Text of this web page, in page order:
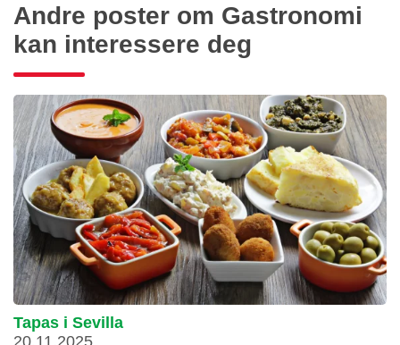
Andre poster om Gastronomi
kan interessere deg
Tapas i Sevilla